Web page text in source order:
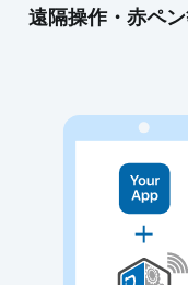
遠隔操作・赤ペ